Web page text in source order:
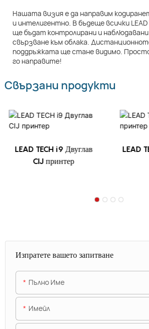
Нашата визия е да направим
и интелигентно. В бъдеще всички
ще бъдат контролирани и
свързване към облака.
поддръжката ще стане видимо.
го направите!
Свързани продукти
LEAD TECH i9 Двуглав
CIJ принтер
LEAD
Изпратете вашето запитване
Пълно Име
Имейл